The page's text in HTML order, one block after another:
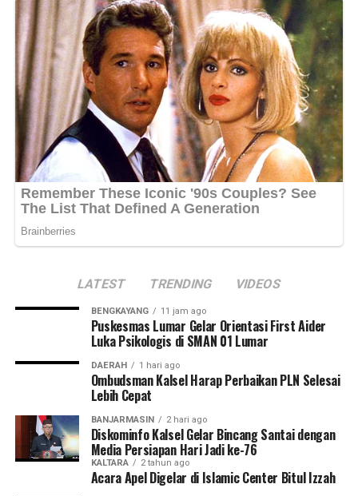
LATEST TRENDING VIDEOS
BENGKAYANG 11 jam ago
Puskesmas Lumar Gelar Orientasi First Aider
Luka Psikologis di SMAN 01 Lumar
DAERAH 1 hari ago
Ombudsman Kalsel Harap Perbaikan PLN Selesai
Lebih Cepat
BANJARMASIN 2 hari ago
Diskominfo Kalsel Gelar Bincang Santai dengan
Media Persiapan Hari Jadi ke-76
KALTARA 2 tahun ago
Acara Apel Digelar di Islamic Center Bitul Izzah